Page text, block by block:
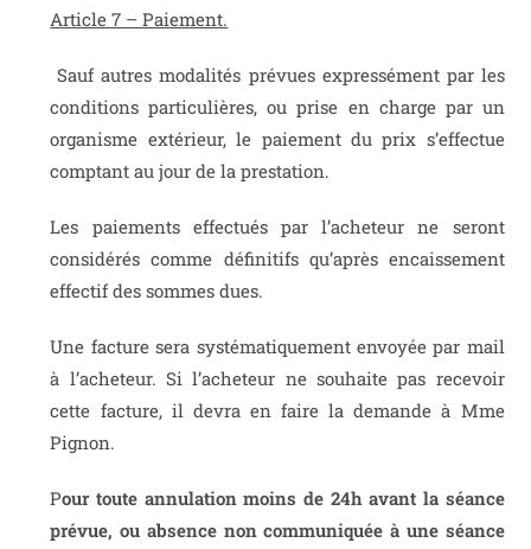
Article 7 – Paiement.
Sauf autres modalités prévues expressément par les
conditions particulières, ou prise en charge par un
organisme extérieur, le paiement du prix s’effectue
comptant au jour de la prestation.
Les paiements effectués par l’acheteur ne seront
considérés comme définitifs qu’après encaissement
effectif des sommes dues.
Une facture sera systématiquement envoyée par mail
à l’acheteur. Si l’acheteur ne souhaite pas recevoir
cette facture, il devra en faire la demande à Mme
Pignon.
Pour toute annulation moins de 24h avant la séance
prévue, ou absence non communiquée à une séance